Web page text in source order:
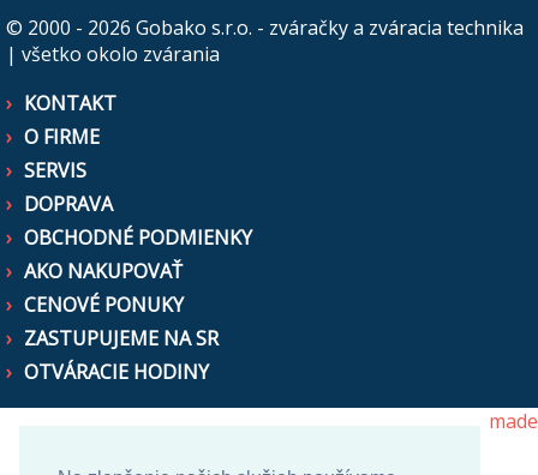
© 2000 - 2026 Gobako s.r.o. - zváračky a zváracia technika
| všetko okolo zvárania
KONTAKT
O FIRME
SERVIS
DOPRAVA
OBCHODNÉ PODMIENKY
AKO NAKUPOVAŤ
CENOVÉ PONUKY
ZASTUPUJEME NA SR
OTVÁRACIE HODINY
made